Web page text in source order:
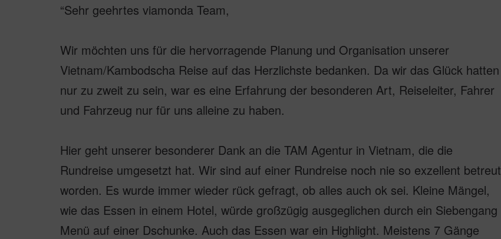
“Sehr geehrtes viamonda Team,
Wir möchten uns für die hervorragende Planung und Organisation unserer
Vietnam/Kambodscha Reise auf das Herzlichste bedanken. Da wir das Glück hatten
nur zu zweit zu sein, war es eine Erfahrung der besonderen Art, Reiseleiter, Fahrer
und Fahrzeug nur für uns alleine zu haben.
Hier geht unserer besonderer Dank an die TAM Agentur in Vietnam, die die
Rundreise umgesetzt hat. Wir sind auf einer Rundreise noch nie so exzellent betreut
worden. Es wurde immer wieder rück gefragt, ob alles auch ok sei. Kleine Mängel,
wie das Essen in einem Hotel, würde großzügig ausgeglichen durch ein Siebengang
Menü auf einer Dschunke. Auch das Essen war ein Highlight. Meistens 7 Gänge